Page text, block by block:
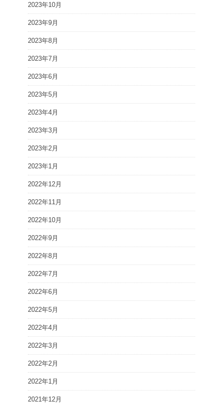
2023年10月
2023年9月
2023年8月
2023年7月
2023年6月
2023年5月
2023年4月
2023年3月
2023年2月
2023年1月
2022年12月
2022年11月
2022年10月
2022年9月
2022年8月
2022年7月
2022年6月
2022年5月
2022年4月
2022年3月
2022年2月
2022年1月
2021年12月